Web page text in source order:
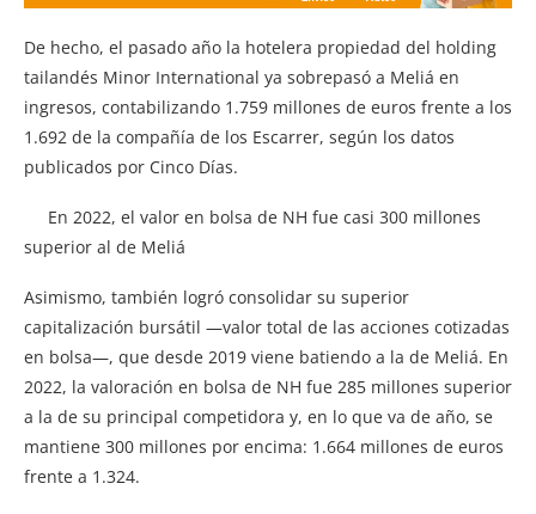
De hecho, el pasado año la hotelera propiedad del holding
tailandés Minor International ya sobrepasó a Meliá en
ingresos, contabilizando 1.759 millones de euros frente a los
1.692 de la compañía de los Escarrer, según los datos
publicados por Cinco Días.
En 2022, el valor en bolsa de NH fue casi 300 millones
superior al de Meliá
Asimismo, también logró consolidar su superior
capitalización bursátil —valor total de las acciones cotizadas
en bolsa—, que desde 2019 viene batiendo a la de Meliá. En
2022, la valoración en bolsa de NH fue 285 millones superior
a la de su principal competidora y, en lo que va de año, se
mantiene 300 millones por encima: 1.664 millones de euros
frente a 1.324.